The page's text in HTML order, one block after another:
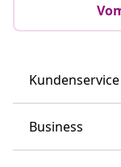
Kundenservice
Business